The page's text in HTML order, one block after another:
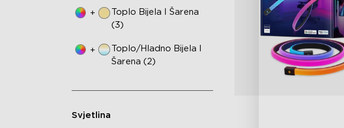
+
Toplo Bijela I Šarena
(3)
+
Toplo/hladno Bijela I
Šarena (2)
Svjetlina